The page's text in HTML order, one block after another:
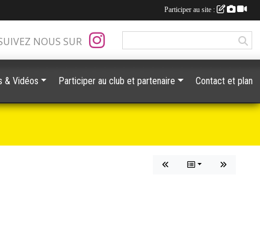
NOUS SUR
& Vidéos Participer au club et partenaire Contact et plan
Participer au site :